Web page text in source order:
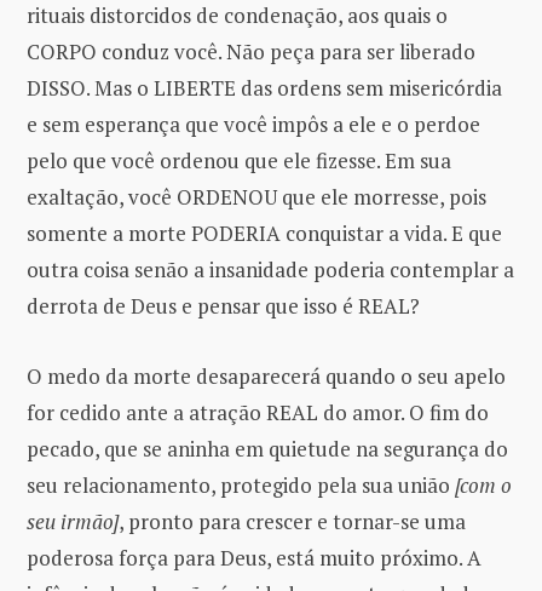
rituais distorcidos de condenação, aos quais o
CORPO conduz você. Não peça para ser liberado
DISSO. Mas o LIBERTE das ordens sem misericórdia
e sem esperança ​​que você impôs a ele e o perdoe
pelo que você ordenou que ele fizesse. Em sua
exaltação, você ORDENOU que ele morresse, pois
somente a morte PODERIA conquistar a vida. E que
outra coisa senão a insanidade poderia contemplar a
derrota de Deus e pensar que isso é REAL?
O medo da morte desaparecerá quando o seu apelo
for cedido ante a atração REAL do amor. O fim do
pecado, que se aninha em quietude na segurança do
seu relacionamento, protegido pela sua união [com o
seu irmão], pronto para crescer e tornar-se uma
poderosa força para Deus, está muito próximo. A